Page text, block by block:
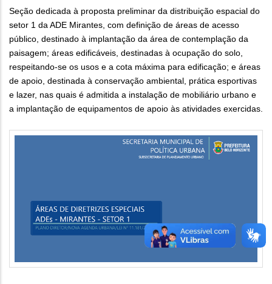
Seção dedicada à proposta preliminar da distribuição espacial do
setor 1 da ADE Mirantes, com definição de áreas de acesso
público, destinado à implantação da área de contemplação da
paisagem; áreas edificáveis, destinadas à ocupação do solo,
respeitando-se os usos e a cota máxima para edificação; e áreas
de apoio, destinada à conservação ambiental, prática esportivas
e lazer, nas quais é admitida a instalação de mobiliário urbano e
a implantação de equipamentos de apoio às atividades exercidas.